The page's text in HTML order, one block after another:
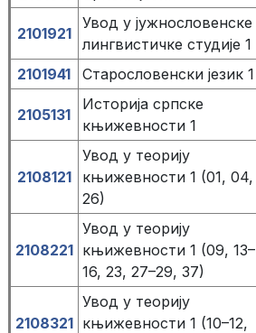
2101921
Увод у јужнословенске
лингвистичке студије 1
2101941 Старословенски језик 1
2105131
Историја српске
књижевности 1
2108121
Увод у теорију
књижевности 1 (01, 04,
26)
2108221
Увод у теорију
књижевности 1 (09, 13–
16, 23, 27–29, 37)
2108321
Увод у теорију
књижевности 1 (10–12,